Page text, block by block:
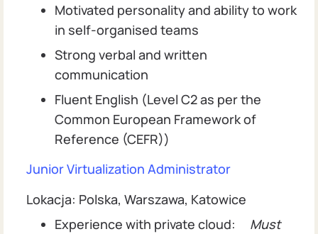
Motivated personality and ability to work
in self-organised teams
Strong verbal and written
communication
Fluent English (Level C2 as per the
Common European Framework of
Reference (CEFR))
Junior Virtualization Administrator
Lokacja: Polska, Warszawa, Katowice
Experience with private cloud: Must